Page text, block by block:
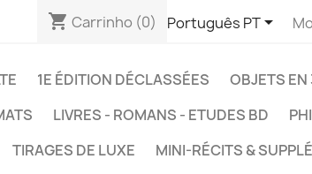
shopping_cart Carrinho (0) Português PT
1E ÉDITION DÉCLASSÉES
OBJETS
LIVRES - ROMANS - ETUDES BD
TIRAGES DE LUXE
MINI-RÉCITS &